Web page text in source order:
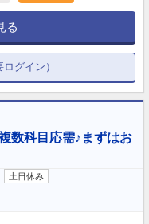
る
グイン）
数科目応需♪まずはお
土日休み